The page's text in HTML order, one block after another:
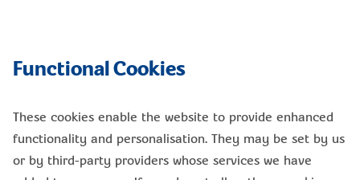
Functional Cookies
These cookies enable the website to provide enhanced
functionality and personalisation. They may be set by us
or by third-party providers whose services we have